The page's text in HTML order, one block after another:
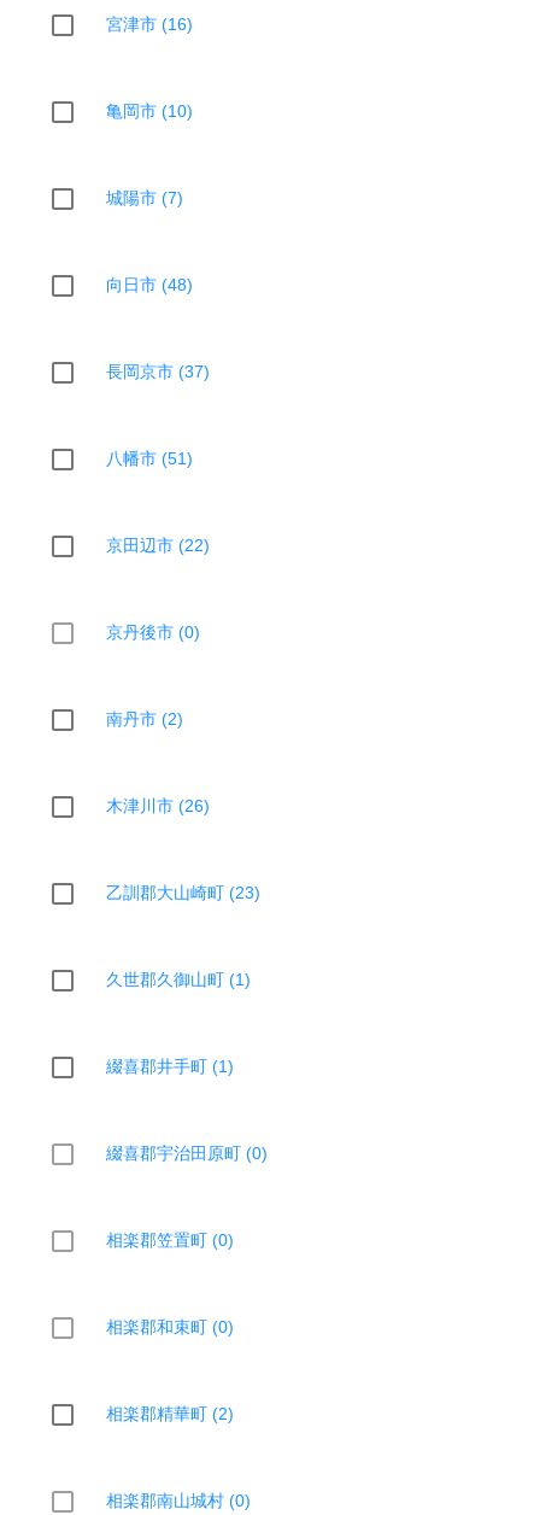
宮津市 (16)
亀岡市 (10)
城陽市 (7)
向日市 (48)
長岡京市 (37)
八幡市 (51)
京田辺市 (22)
京丹後市 (0)
南丹市 (2)
木津川市 (26)
乙訓郡大山崎町 (23)
久世郡久御山町 (1)
綴喜郡井手町 (1)
綴喜郡宇治田原町 (0)
相楽郡笠置町 (0)
相楽郡和束町 (0)
相楽郡精華町 (2)
相楽郡南山城村 (0)